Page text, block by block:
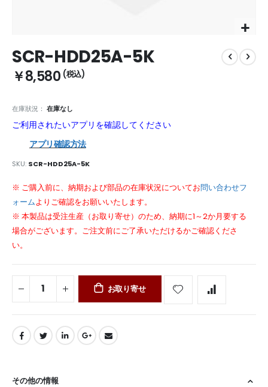
to
the
beginning
the
gallery
SCR-HDD25A-5K
￥8,580
在庫狀況： 在庫なし
ご利用されたいアプリを確認してください
アプリ確認方法
SKU SCR-HDD25A-5K
※ ご購入前に、納期および部品の在庫状況についてお問い合わせフ
ォームよりご確認をお願いいたします。
※ 本製品は受注生産（お取り寄せ）のため、納期に1～2か月要する
場合がございます。ご注文前にご了承いただけるかご確認くださ
い。
お取り寄せ
その他の情報